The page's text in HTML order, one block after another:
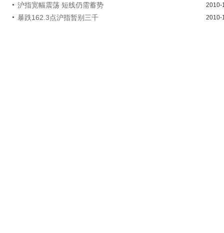
沪指宽幅震荡 短线仍需蓄势 2010-
暴跌162.3点沪指暂别三千 2010-